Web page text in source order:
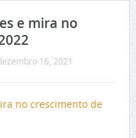
e mira no
16, 2021